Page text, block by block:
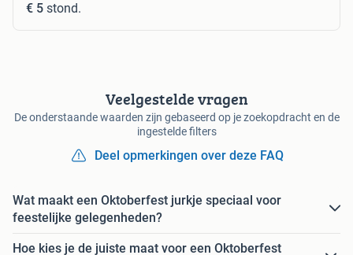
€ 5 stond.
Veelgestelde vragen
De onderstaande waarden zijn gebaseerd op je zoekopdracht en de
ingestelde filters
Deel opmerkingen over deze FAQ
Wat maakt een Oktoberfest jurkje speciaal voor
feestelijke gelegenheden?
Hoe kies je de juiste maat voor een Oktoberfest